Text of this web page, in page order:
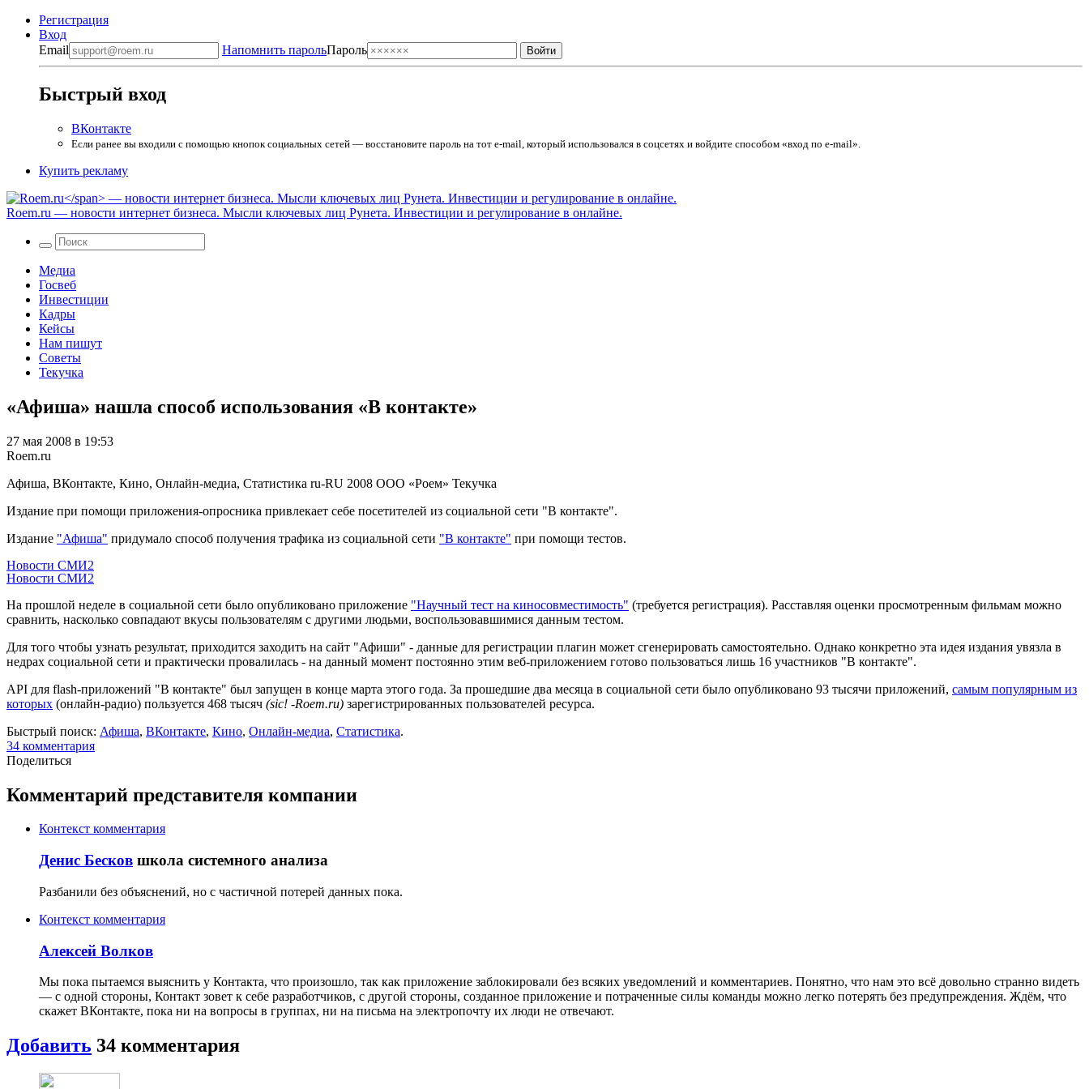
Регистрация
Вход
Email
Напомнить парольПароль
Быстрый вход
ВКонтакте
Если ранее вы входили с помощью кнопок социальных сетей — восстановите пароль на тот e-mail, который использовался в соцсетях и войдите способом «вход по e-mail».
Купить рекламу
Roem.ru — новости интернет бизнеса. Мысли ключевых лиц Рунета. Инвестиции и регулирование в онлайне.
Медиа
Госвеб
Инвестиции
Кадры
Кейсы
Нам пишут
Советы
Текучка
«Афиша» нашла способ использования «В контакте»
27 мая 2008 в 19:53
Roem.ru
Афиша, ВКонтакте, Кино, Онлайн-медиа, Статистика ru-RU 2008 ООО «Роем» Текучка
Издание при помощи приложения-опросника привлекает себе посетителей из социальной сети "В контакте".
Издание "Афиша" придумало способ получения трафика из социальной сети "В контакте" при помощи тестов.
Новости СМИ2
Новости СМИ2
На прошлой неделе в социальной сети было опубликовано приложение "Научный тест на киносовместимость" (требуется регистрация). Расставляя оценки просмотренным фильмам можно
сравнить, насколько совпадают вкусы пользователям с другими людьми, воспользовавшимися данным тестом.
Для того чтобы узнать результат, приходится заходить на сайт "Афиши" - данные для регистрации плагин может сгенерировать самостоятельно. Однако конкретно эта идея издания увязла в
недрах социальной сети и практически провалилась - на данный момент постоянно этим веб-приложением готово пользоваться лишь 16 участников "В контакте".
API для flash-приложений "В контакте" был запущен в конце марта этого года. За прошедшие два месяца в социальной сети было опубликовано 93 тысячи приложений, самым популярным из
которых (онлайн-радио) пользуется 468 тысяч (sic! -Roem.ru) зарегистрированных пользователей ресурса.
Быстрый поиск: Афиша, ВКонтакте, Кино, Онлайн-медиа, Статистика.
34 комментария
Поделиться
Комментарий представителя компании
Контекст комментария
Денис Бесков школа системного анализа
Разбанили без объяснений, но с частичной потерей данных пока.
Контекст комментария
Алексей Волков
Мы пока пытаемся выяснить у Контакта, что произошло, так как приложение заблокировали без всяких уведомлений и комментариев. Понятно, что нам это всё довольно странно видеть
— с одной стороны, Контакт зовет к себе разработчиков, с другой стороны, созданное приложение и потраченные силы команды можно легко потерять без предупреждения. Ждём, что
скажет ВКонтакте, пока ни на вопросы в группах, ни на письма на электропочту их люди не отвечают.
Добавить 34 комментария